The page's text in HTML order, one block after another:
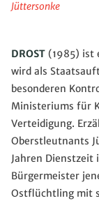
Jüttersonke
DROST (1985) ist
wird als
besonderen
Ministeriums für
Verteidigung.
Oberstleutnants
Jahren
Bürgermeister
Ostflüchtling mit